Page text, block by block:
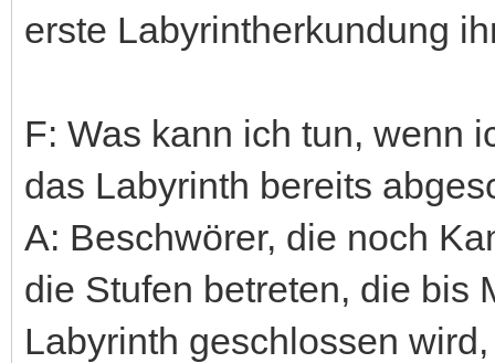
erste Labyrintherkundung
F: Was kann ich tun, wenn
das Labyrinth bereits
A: Beschwörer, die noch
die Stufen betreten, die bis
Labyrinth geschlossen